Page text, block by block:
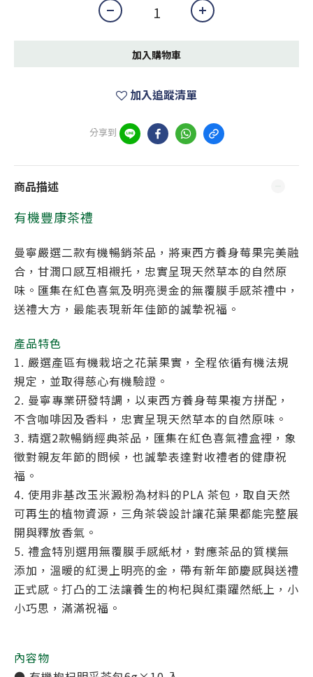
加入購物車
加入追蹤清單
分享到
商品描述
有機豐康茶禮
曼寧嚴選二款有機暢銷茶品，將東西方養身莓果完美融
合，甘潤口感互相襯托，忠實呈現天然草本的自然原
味。匯集在紅色喜氣及明亮燙金的無覆膜手感茶禮中，
送禮大方，最能表現新年佳節的誠摯祝福。
產品特色
1. 嚴選產區有機栽培之花葉果實，全程依循有機法規
規定，並取得慈心有機驗證。
2. 曼寧專業研發特調，以東西方養身莓果複方拼配，
不含咖啡因及香料，忠實呈現天然草本的自然原味。
3. 精選2款暢銷經典茶品，匯集在紅色喜氣禮盒裡，象
徵對親友年節的問候，也誠摯表達對收禮者的健康祝
福。
4. 使用非基改玉米澱粉為材料的PLA 茶包，取自天然
可再生的植物資源，三角茶袋設計讓花葉果都能完整展
開與釋放香氣。
5. 禮盒特別選用無覆膜手感紙材，對應茶品的質樸無
添加，溫暖的紅燙上明亮的金，帶有新年節慶感與送禮
正式感。打凸的工法讓養生的枸杞與紅棗躍然紙上，小
小巧思，滿滿祝福。
內容物